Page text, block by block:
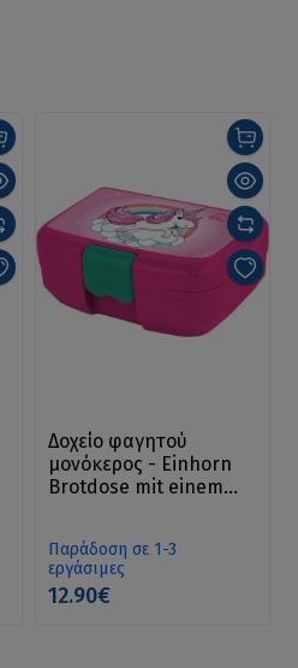
Δοχείο φαγητού
μονόκερος - Einhorn
Brotdose mit einem
Παράδοση σε 1-3
εργάσιμες
12.90€